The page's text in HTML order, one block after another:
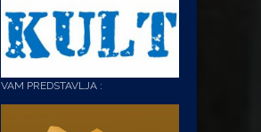
VAM PREDSTAVLJA :